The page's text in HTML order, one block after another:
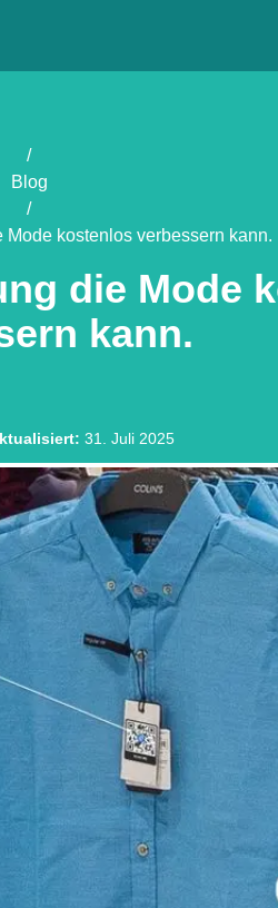
/
Blog
/
kostenlos verbessern kann.
die Mode
kann.
: 31. Juli 2025